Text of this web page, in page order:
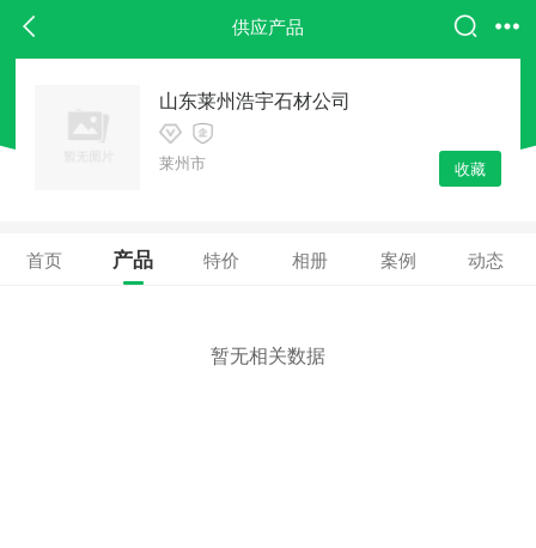
供应产品
山东莱州浩宇石材公司
莱州市 收藏
首页 产品 特价 相册 案例 动态
暂无相关数据